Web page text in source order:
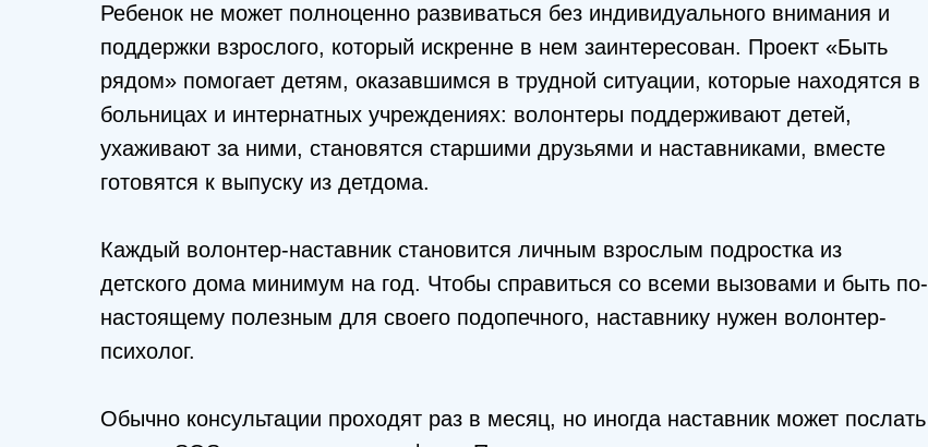
Ребенок не может полноценно развиваться без индивидуального внимания и
поддержки взрослого, который искренне в нем заинтересован. Проект «Быть
рядом» помогает детям, оказавшимся в трудной ситуации, которые находятся в
больницах и интернатных учреждениях: волонтеры поддерживают детей,
ухаживают за ними, становятся старшими друзьями и наставниками, вместе
готовятся к выпуску из детдома.
Каждый волонтер-наставник становится личным взрослым подростка из
детского дома минимум на год. Чтобы справиться со всеми вызовами и быть по-
настоящему полезным для своего подопечного, наставнику нужен волонтер-
психолог.
Обычно консультации проходят раз в месяц, но иногда наставник может послать